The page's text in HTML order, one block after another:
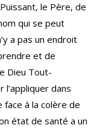
le Père, de
qui se peut
a pas un endroit
et de
Dieu Tout-
dans
à la colère de
état de santé a un